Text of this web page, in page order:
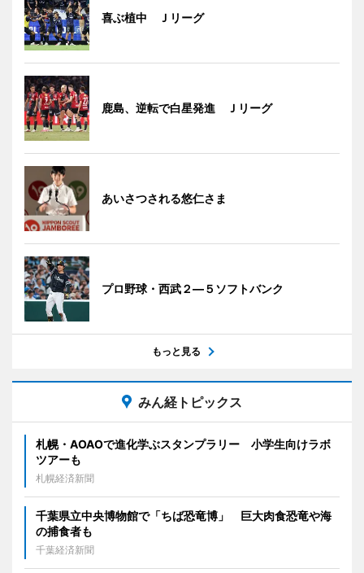
喜ぶ植中 Ｊリーグ
鹿島、逆転で白星発進 Ｊリーグ
あいさつされる悠仁さま
プロ野球・西武２―５ソフトバンク
もっと見る
みん経トピックス
札幌・AOAOで進化学ぶスタンプラリー 小学生向けラボ
ツアーも
札幌経済新聞
千葉県立中央博物館で「ちば恐竜博」 巨大肉食恐竜や海
の捕食者も
千葉経済新聞